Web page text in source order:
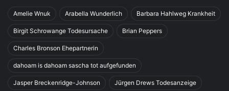
Amelie Wnuk Arabella Wunderlich Barbara Hahlweg Krankheit
Birgit Schrowange Todesursache Brian Peppers
Charles Bronson Ehepartnerin
dahoam is dahoam sascha tot aufgefunden
Jasper Breckenridge-Johnson Jürgen Drews Todesanzeige